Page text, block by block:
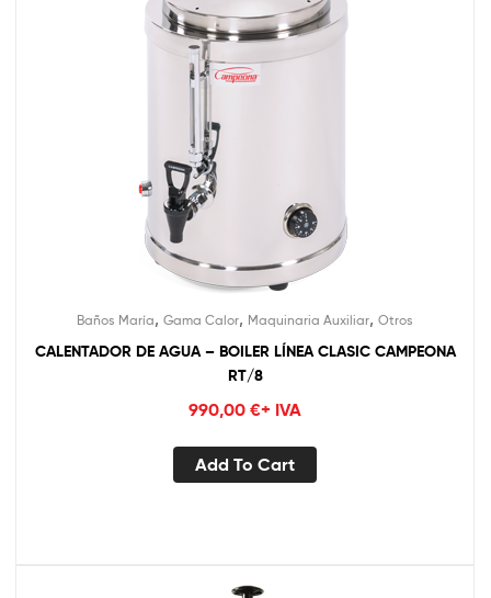
Baños María, Gama Calor, Maquinaria Auxiliar, Otros
CALENTADOR DE AGUA – BOILER LÍNEA CLASIC CAMPEONA
RT/8
990,00 €+ IVA
Add To Cart